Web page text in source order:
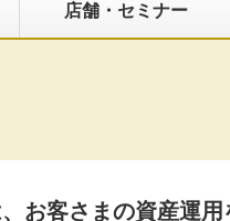
店舗・セミナー
お客さまの資産運用